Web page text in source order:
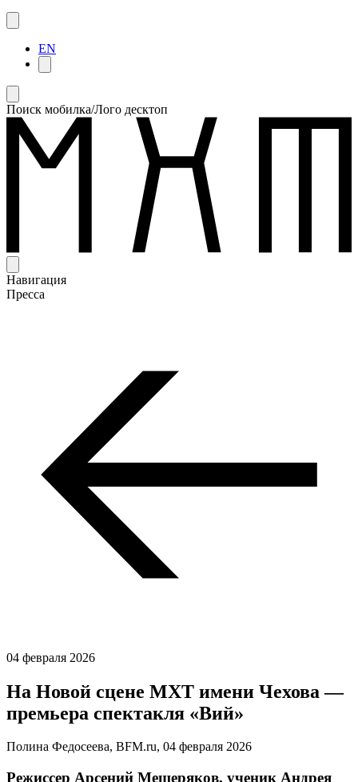
EN
Поиск мобилка/Лого десктоп
Навигация
Пресса
04 февраля 2026
На Новой сцене МХТ имени Чехова —
премьера спектакля «Вий»
Полина Федосеева, BFM.ru, 04 февраля 2026
Режиссер Арсений Мещеряков, ученик Андрея